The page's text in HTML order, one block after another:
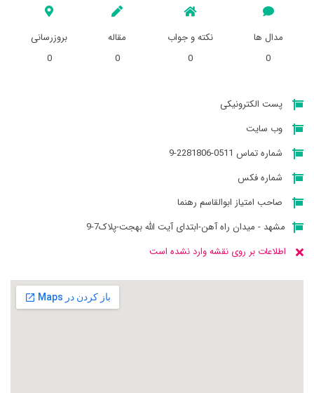
مدال ها
0
نکته و جواب
0
مقاله
0
بروزرسانی
0
پست الکترونیکی
وب سایت
شماره تماس 0511-2281806-9
شماره فکس
صاحب امتیاز ابوالقاسم رهنما
مشهد - میدان راه آهن-ابتدای آیت الله بهجت-پلاک7-9
اطلاعات بر روی نقشه وارد نشده است